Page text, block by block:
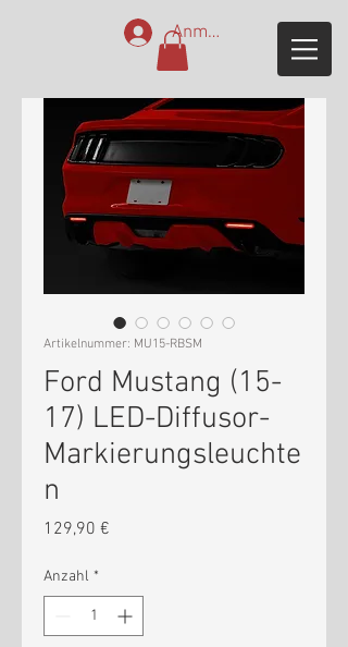
Anmelden
Artikelnummer: MU15-RBSM
Ford Mustang (15-
17) LED-Diffusor-
Markierungsleuchte
n
129,90 €
Anzahl *